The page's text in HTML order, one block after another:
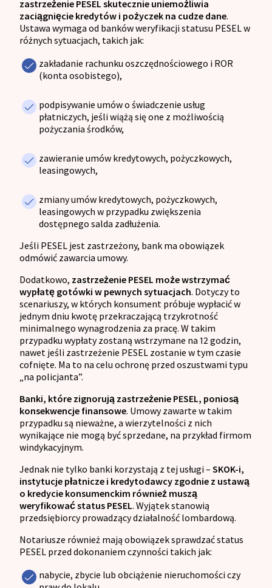
zastrzeżenie PESEL skutecznie uniemożliwia
zaciągnięcie kredytów i pożyczek na cudze dane.
Ustawa wymaga od banków weryfikacji statusu PESEL w
różnych sytuacjach, takich jak:
zakładanie rachunku oszczędnościowego i ROR
(konta osobistego),
podpisywanie umów o świadczenie usług
płatniczych, jeśli wiążą się one z możliwością
pożyczania środków,
zawieranie umów kredytowych, pożyczkowych,
leasingowych,
zmiany umów kredytowych, pożyczkowych,
leasingowych w przypadku zwiększenia
dostępnego salda zadłużenia.
Jeśli PESEL jest zastrzeżony, bank ma obowiązek
odmówić zawarcia umowy.
Dodatkowo, zastrzeżenie PESEL może wstrzymać
wypłatę gotówki w pewnych sytuacjach. Dotyczy to
scenariuszy, w których konsument próbuje wypłacić w
jednym dniu kwotę przekraczającą trzykrotność
minimalnego wynagrodzenia za pracę. W takim
przypadku wypłaty zostaną wstrzymane na 12 godzin,
nawet jeśli zastrzeżenie PESEL zostanie w tym czasie
cofnięte. Ma to na celu ochronę przed oszustwami typu
„na policjanta”.
Banki, które zignorują zastrzeżenie PESEL, poniosą
konsekwencje finansowe. Umowy zawarte w takim
przypadku są nieważne, a wierzytelności z nich
wynikające nie mogą być sprzedane, na przykład firmom
windykacyjnym.
Jednak nie tylko banki korzystają z tej usługi – SKOK-i,
instytucje płatnicze i kredytodawcy zgodnie z ustawą
o kredycie konsumenckim również muszą
weryfikować status PESEL. Wyjątek stanowią
przedsiębiorcy prowadzący działalność lombardową.
Notariusze również mają obowiązek sprawdzać status
PESEL przed dokonaniem czynności takich jak:
nabycie, zbycie lub obciążenie nieruchomości czy